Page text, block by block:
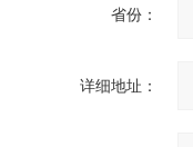
省份：
详细地址：